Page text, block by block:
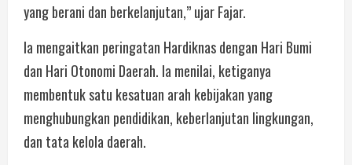
yang berani dan berkelanjutan,” ujar Fajar.
Ia mengaitkan peringatan Hardiknas dengan Hari Bumi
dan Hari Otonomi Daerah. Ia menilai, ketiganya
membentuk satu kesatuan arah kebijakan yang
menghubungkan pendidikan, keberlanjutan lingkungan,
dan tata kelola daerah.